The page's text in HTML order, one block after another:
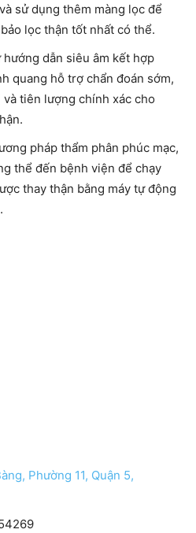
sử dụng thêm màng lọc để
lọc thận tốt nhất có thể.
dẫn siêu âm kết hợp
quang hỗ trợ chẩn đoán sớm,
tiên lượng chính xác cho
pháp thẩm phân phúc mạc,
thể đến bệnh viện để chạy
thay thận bằng máy tự động
Phường 11, Quận 5,